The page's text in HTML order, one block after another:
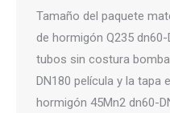
Tamaño del paquete
de hormigón Q235
tubos sin costura
DN180 película y la tapa
hormigón 45Mn2 dn60-